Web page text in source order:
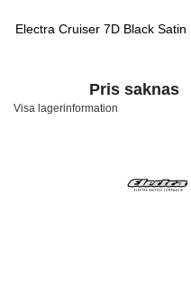
Electra Cruiser 7D Black Satin
Pris saknas
Visa lagerinformation